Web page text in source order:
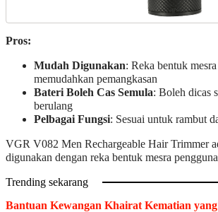
Pros:
Mudah Digunakan: Reka bentuk
memudahkan pemangkasan
Bateri Boleh Cas Semula: Boleh dicas
berulang
Pelbagai Fungsi: Sesuai untuk rambut
VGR V082 Men Rechargeable Hair Trimmer
digunakan dengan reka bentuk mesra
Trending sekarang
Bantuan Kewangan Khairat Kematian